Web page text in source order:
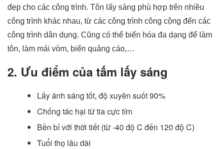
đẹp cho các công trình. Tôn lấy sáng phù hợp trên nhiều
công trình khác nhau, từ các công trình công cộng đến các
công trình dân dụng. Cũng có thể biến hóa đa dạng để làm
tôn, làm mái vòm, biển quảng cáo,…
2. Ưu điểm của tấm lấy sáng
Lấy ánh sáng tốt, độ xuyên suốt 90%
Chống tác hại từ tia cực tím
Bền bỉ với thời tiết (từ -40 độ C đến 120 độ C)
Tuổi thọ lâu dài